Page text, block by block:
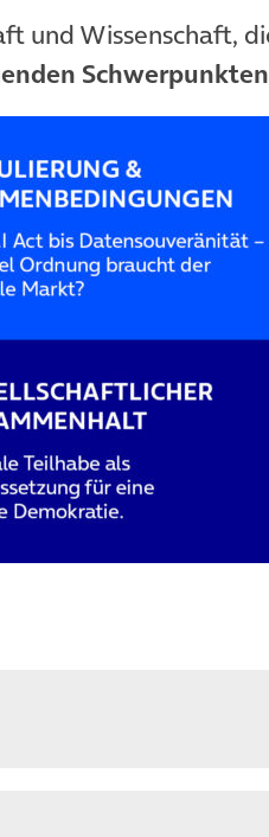
und Wissenschaft,